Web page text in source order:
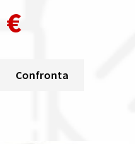
€
Confronta